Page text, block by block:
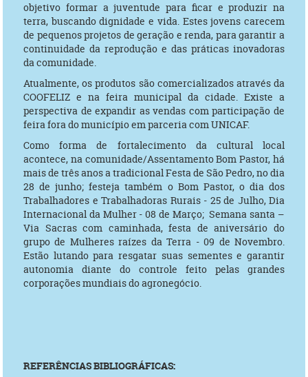
objetivo formar a juventude para ficar e produzir na
terra, buscando dignidade e vida. Estes jovens carecem
de pequenos projetos de geração e renda, para garantir a
continuidade da reprodução e das práticas inovadoras
da comunidade.
Atualmente, os produtos são comercializados através da
COOFELIZ e na feira municipal da cidade. Existe a
perspectiva de expandir as vendas com participação de
feira fora do município em parceria com UNICAF.
Como forma de fortalecimento da cultural local
acontece, na comunidade/Assentamento Bom Pastor, há
mais de três anos a tradicional Festa de São Pedro, no dia
28 de junho; festeja também o Bom Pastor, o dia dos
Trabalhadores e Trabalhadoras Rurais - 25 de Julho, Dia
Internacional da Mulher - 08 de Março; Semana santa –
Via Sacras com caminhada, festa de aniversário do
grupo de Mulheres raízes da Terra - 09 de Novembro.
Estão lutando para resgatar suas sementes e garantir
autonomia diante do controle feito pelas grandes
corporações mundiais do agronegócio.
REFERÊNCIAS BIBLIOGRÁFICAS: